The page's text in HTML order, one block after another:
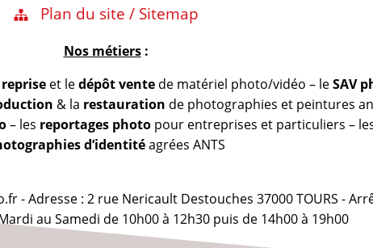
Plan du site / Sitemap
Nos métiers:
repriseet ledépôt ventede matériel photo/vidéo – leSAV
& la restauration de photographies et peintures
– les reportages photopour entreprises et particuliers –
d’identitéagrées ANTS
- Adresse : 2 rue Nericault Destouches 37000 TOURS -
au Samedi de 10h00 à 12h30 puis de 14h00 à 19h00